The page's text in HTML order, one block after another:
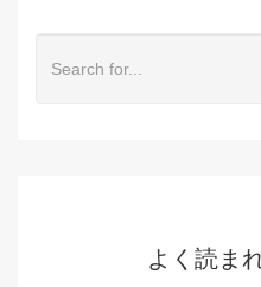
よく読ま